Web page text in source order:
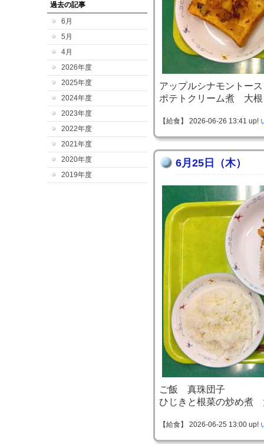
過去の記事
6月
5月
4月
2026年度
2025年度
2024年度
2023年度
2022年度
2021年度
2020年度
2019年度
アップルシナモントー
ポテトクリーム煮 大根
【給食】 2026-06-26 13:41 up!
6月25日（木）
ご飯 真珠団子
ひじきと根菜の炒め煮
【給食】 2026-06-25 13:00 up!